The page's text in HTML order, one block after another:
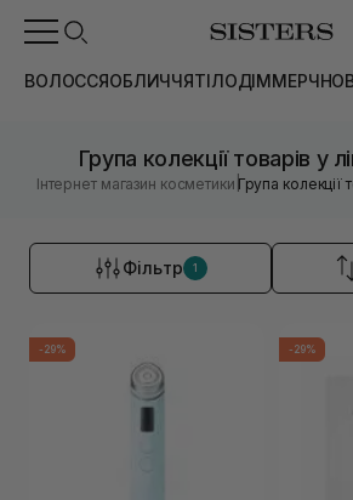
ВОЛОССЯОБЛИЧЧЯТІЛОДІММЕРЧ
Група колекції товарів у
Інтернет магазин косметики |Група колекції
Фільтр 1
-29% -29%